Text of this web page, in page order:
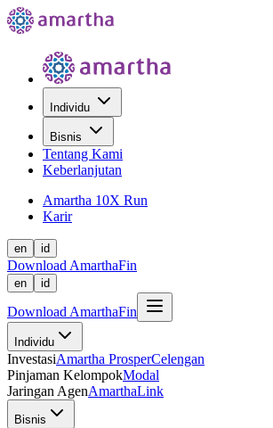
Individu
Bisnis
Tentang Kami
Keberlanjutan
Amartha 10X Run
Karir
en id
Download AmarthaFin
en id
Download AmarthaFin
Individu
InvestasiAmartha ProsperCelengan
Pinjaman KelompokModal
Jaringan AgenAmarthaLink
Bisnis